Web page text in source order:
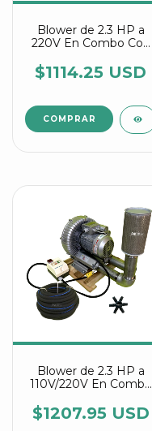
Blower de 2.3 HP a
220V En Combo Con
Conectores Estrella
Agrair
$1114.25 USD
Blower de 2.3 HP a
110V/220V En Combo
Difusora Y Conectores
Estrella Agrair
$1207.95 USD